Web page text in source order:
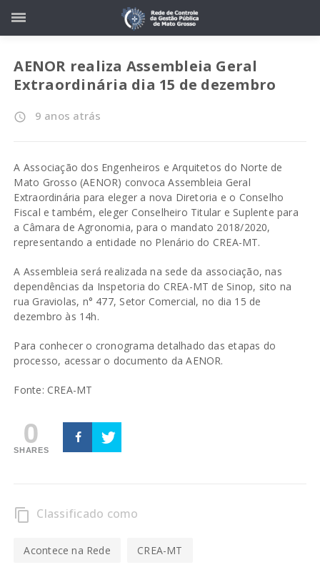
AENOR realiza Assembleia Geral
Extraordinária dia 15 de dezembro
access_time 9 anos atrás
A Associação dos Engenheiros e Arquitetos do Norte de
Mato Grosso (AENOR) convoca Assembleia Geral
Extraordinária para eleger a nova Diretoria e o Conselho
Fiscal e também, eleger Conselheiro Titular e Suplente para
a Câmara de Agronomia, para o mandato 2018/2020,
representando a entidade no Plenário do CREA-MT.
A Assembleia será realizada na sede da associação, nas
dependências da Inspetoria do CREA-MT de Sinop, sito na
rua Graviolas, n° 477, Setor Comercial, no dia 15 de
dezembro às 14h.
Para conhecer o cronograma detalhado das etapas do
processo, acessar o documento da AENOR.
Fonte: CREA-MT
0
SHARES
content_copy Classificado como
Acontece na Rede CREA-MT